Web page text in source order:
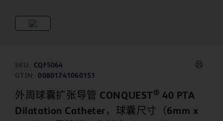
SKU:
CQF5064
GTIN:
00801741060151
外周球囊扩张导管 CONQUEST ® 40 PTA
Dilatation Catheter，球囊尺寸（6mm x